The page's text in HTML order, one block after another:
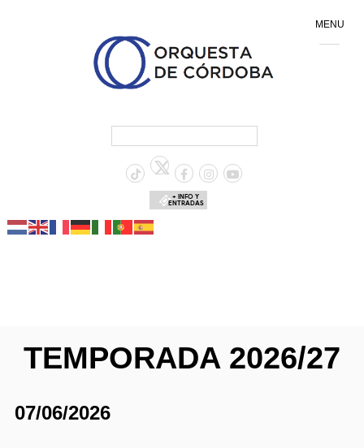
+ INFO Y
ENTRADAS
TEMPORADA 2026/27
07/06/2026
MENU